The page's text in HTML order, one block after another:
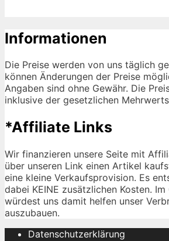
Informationen
Die Preise werden von uns täglich
können Änderungen der Preise
Angaben sind ohne Gewähr. Die
inklusive der gesetzlichen
*Affiliate Links
Wir finanzieren unsere Seite mit
über unseren Link einen Artikel
eine kleine Verkaufsprovision. Es
dabei KEINE zusätzlichen Kosten. Im
würdest uns damit helfen unser
auszubauen.
Datenschutzerklärung